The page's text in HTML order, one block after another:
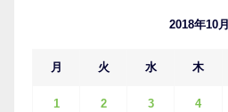
2018年10月
月 火 水 木
1 2 3 4